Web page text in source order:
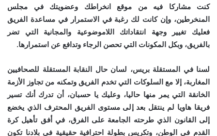
كنت مشاركا فيه من موقع انخراطك وعضويتك في مجلس
المنخرطين، وإن كانت لك رغبة في الاستمرار في مساعدة الفريق
فعليك تغيير وجهة انتقاداتك اللاموضوعية والمجانية التي تضر
بالفريق، وبكل المكونات التي تحصن الرجاء وتدافع عن استمرارها.
لسنا في المستقلة بريس، لسان حال النقابة المستقلة للصحافيين
المغاربة، إلا مع السلوكات التي تخدم الفريق وتمكنه من تجاوز الأزمة
الخانقة التي يمر منها حاليا، وعليك يا حسبان، أن تدرك أنك تسير
فريقا هاويا لم ينتقل بعد إلى مستوى الفريق المحترف الذي يخضع
إلى القانون الذي طرحته الجامعة على الفرق، في أفق تأهيل كرة
القدم في الوطن، وتكريس بطولة احترافية حقيقية في بلادنا تكون